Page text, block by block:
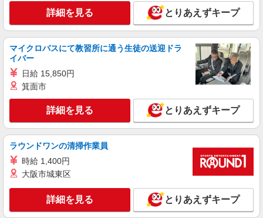
詳細を見る とりあえずキープ
マイクロバスにて教習所に通う生徒の送迎ドラ
イバー
日給 15,850円
箕面市
詳細を見る とりあえずキープ
ラウンドワンの清掃作業員
時給 1,400円
大阪市城東区
詳細を見る とりあえずキープ